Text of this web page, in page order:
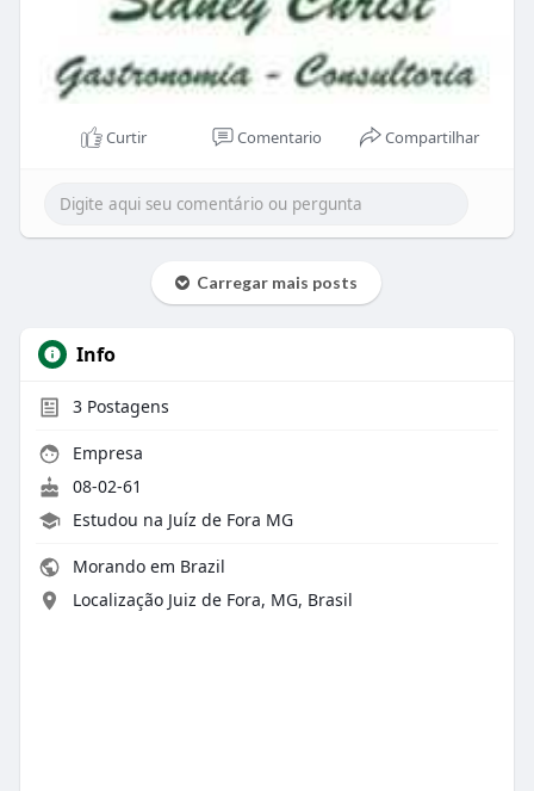
Curtir Comentario Compartilhar
Carregar mais posts
Info
3Postagens
Empresa
08-02-61
Estudou na Juíz de Fora MG
Morando em Brazil
Localização Juiz de Fora, MG, Brasil